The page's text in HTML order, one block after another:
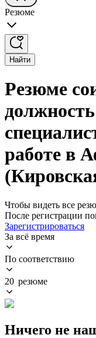
Резюме
Найти
Резюме
работе в
Чтобы видеть все
После регистрации
Зарегистрироваться
За всё время
По соответствию
20 резюме
Ничего не